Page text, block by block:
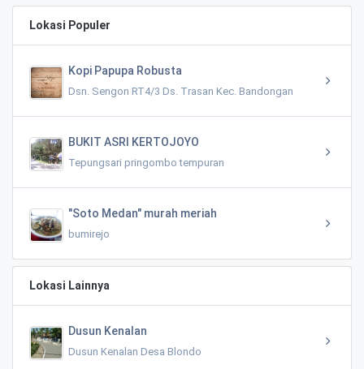
Lokasi Populer
Kopi Papupa Robusta
Dsn. Sengon RT4/3 Ds. Trasan Kec. Bandongan
BUKIT ASRI KERTOJOYO
Tepungsari pringombo tempuran
"Soto Medan" murah meriah
bumirejo
Lokasi Lainnya
Dusun Kenalan
Dusun Kenalan Desa Blondo